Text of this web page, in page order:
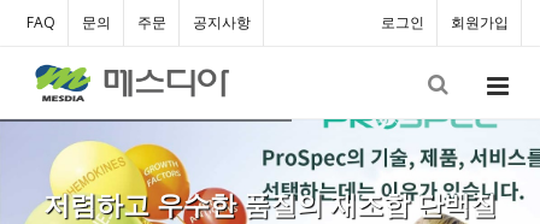
로그인 회원가입
FAQ 문의 주문 공지사항
저렴하고 우수한 품질의 재조합 단백질